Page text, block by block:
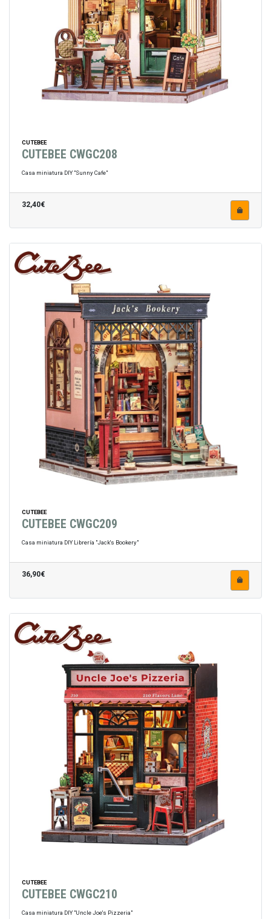
CUTEBEE
CUTEBEE CWGC208
Casa miniatura DIY "Sunny Cafe"
32,40€
CUTEBEE
CUTEBEE CWGC209
Casa miniatura DIY Librería "Jack's Bookery"
36,90€
CUTEBEE
CUTEBEE CWGC210
Casa miniatura DIY "Uncle Joe's Pizzeria"